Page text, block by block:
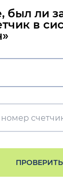
был ли
в
ПРОВЕРИТЬ